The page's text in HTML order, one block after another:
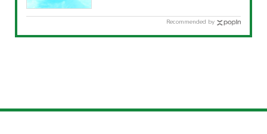
Recommended by